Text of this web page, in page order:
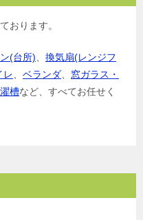
おります。
(台所)
換気扇(レンジフ
レ ベランダ
窓ガラス・
槽など、すべてお任せく